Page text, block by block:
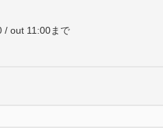
/ out 11:00まで